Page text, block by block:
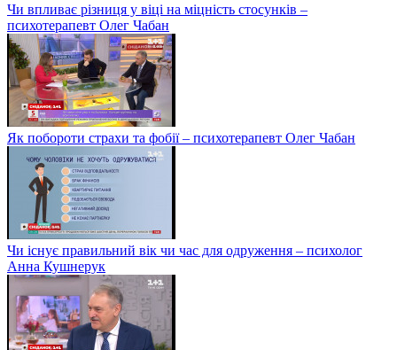
Чи впливає різниця у віці на міцність стосунків –
психотерапевт Олег Чабан
Як побороти страхи та фобії – психотерапевт Олег Чабан
Чи існує правильний вік чи час для одруження – психолог
Анна Кушнерук